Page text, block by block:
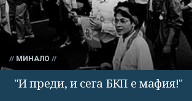
МИНАЛО
"И преди, и сега БКП е мафия!"